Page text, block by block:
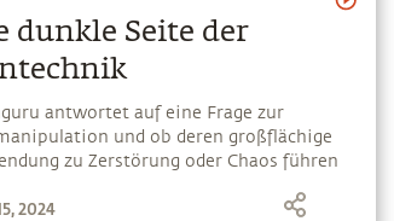
dunkle Seite der
antwortet auf eine Frage zur
und ob deren großflächige
zu Zerstörung oder Chaos führen
deutlich, die Genmanipulation für die
2024